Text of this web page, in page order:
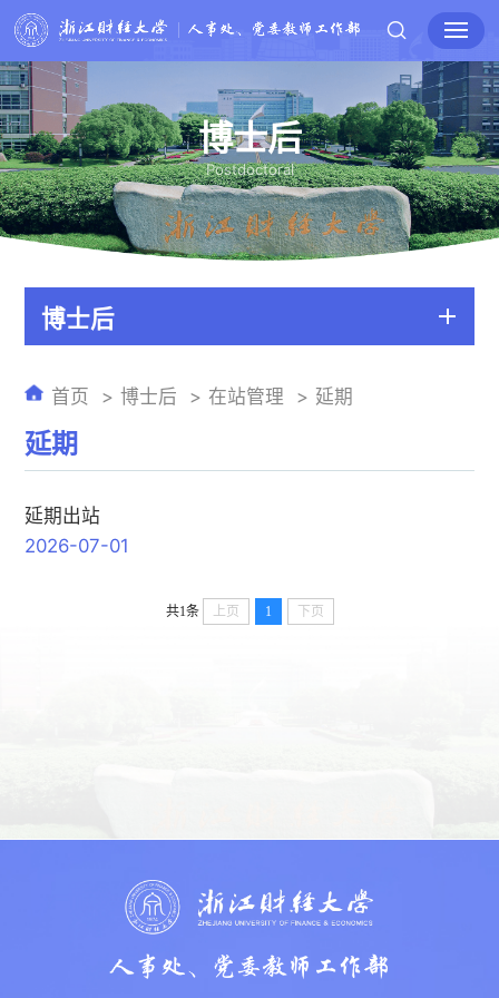
博士后
Postdoctoral
博士后
延期
首页 博士后 在站管理 延期
延期出站
2026-07-01
共1条 上页 1 下页